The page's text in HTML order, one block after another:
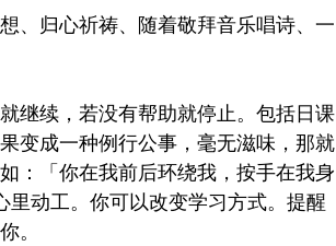
、归心祈祷、随着敬拜音乐唱诗、一
继续，若没有帮助就停止。包括日课
变成一种例行公事，毫无滋味，那就
：「你在我前后环绕我，按手在我身
里动工。你可以改变学习方式。提醒
。